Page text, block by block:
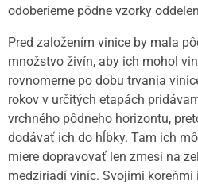
odoberieme pôdne vzorky
Pred založením vinice by mala
množstvo živín, aby ich mohol
rovnomerne po dobu trvania
rokov v určitých etapách
vrchného pôdneho horizontu,
dodávať ich do hĺbky. Tam ich
miere dopravovať len zmesi na
medziriadí viníc. Svojimi koreňmi